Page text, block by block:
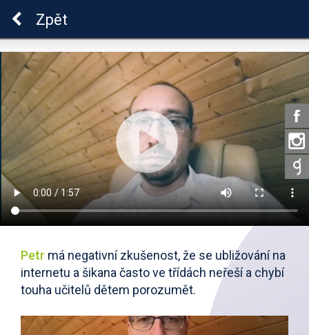
Zpět
Petr má negativní zkušenost, že se ubližování na
internetu a šikana často ve třídách neřeší a chybí
touha učitelů dětem porozumět.